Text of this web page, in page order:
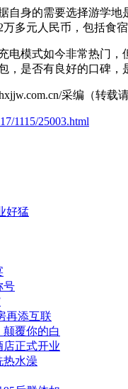
身的需要选择游学地
多元人民币，包括食
模式如今非常热门，
，是否有良好的口碑
采编（转载
1115/25003.html
好猛
号
再添互联
覆你的白
正式开业
热水澡